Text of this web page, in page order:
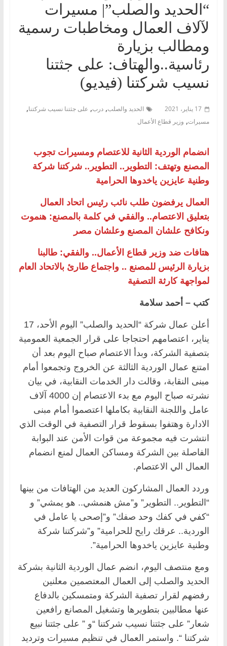
“الحديد والصلب”| مسيرات
لآلاف العمال ومخاطبات رسمية
ومطالب بزيارة
رئاسية..والهتاف: على جثتنا
نسيب شركتنا (فيديو)
17 يناير، 2021 الحديد والصلب, درب, على جثتنا نسيب شركتنا,
مسيرات, وزير قطاع الأعمال
انضمام الوردية الثانية للاعتصام ومسيرات تجوب
المصنع وتهتف: التطوير.. التطوير.. شركتنا شركة
وطنية عايزين ياخدوها الحرامية
العمال يرفضون طلب نائب رئيس اتحاد العمال
بتعليق الاعتصام.. والفقي في كلمة بالمصنع: هنموت
ونكافح علشان المصنع وعلشان مصر
هتافات ضد وزير قطاع الأعمال.. والفقي: طالبنا
بزيارة الرئيس للمصنع .. واجتماع طارئ بالاتحاد العام
لمواجهة كارثة التصفية
كتب – أحمد سلامة
أعلن عمال شركة “الحديد والصلب” اليوم الأحد، 17
يناير، اعتصامهم احتجاجا على قرار الجمعية العمومية
بتصفية الشركة، وبدأ الاعتصام صباح اليوم بعد أن
امتنع عمال الوردية الثالثة عن الخروج وتجمعوا أمام
مبنى النقابة، وقالت دار الخدمات النقابية، في بيان
نشرته صباح اليوم مع بدء الاعتصام إن 4000 آلاف
عامل واللجنة النقابية بكاملها اعتصموا أمام مبنى
الادارة وهتفوا بسقوط قرار التصفية في الوقت الذي
انتشرت فيه مجموعة من قوات الأمن عند البوابة
الفاصلة بين الشركة ومساكن العمال لمنع انضمام
العمال الي الاعتصام.
وردد العمال المشاركون العديد من الهتافات من بينها
“التطوير.. التطوير” و”مش هنمشي.. هو يمشي” و
“كفي في كفك وحد صفك” و”إصحى يا عامل في
الوردية.. عرقك رايح للحرامية” و”شركتنا شركة
وطنية عايزين ياخدوها الحرامية”.
ومع منتصف اليوم، انضم عمال الوردية الثانية بشركة
الحديد والصلب إلى العمال المعتصمين معلنين
رفضهم لقرار تصفية الشركة ومتمسكين بالدفاع
عنها مطالبين بتطويرها وتشغيل المصانع رافعين
شعار” على جثتنا نسيب شركتنا “و ” على جثتنا نبيع
شركتنا “. واستمر العمال في تنظيم مسيرات وترديد